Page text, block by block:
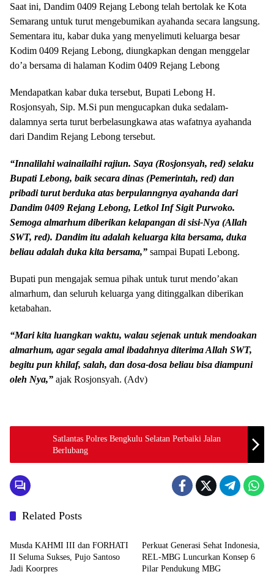
Saat ini, Dandim 0409 Rejang Lebong telah bertolak ke Kota
Semarang untuk turut mengebumikan ayahanda secara langsung.
Sementara itu, kabar duka yang menyelimuti keluarga besar
Kodim 0409 Rejang Lebong, diungkapkan dengan menggelar
do’a bersama di halaman Kodim 0409 Rejang Lebong
Mendapatkan kabar duka tersebut, Bupati Lebong H.
Rosjonsyah, Sip. M.Si pun mengucapkan duka sedalam-
dalamnya serta turut berbelasungkawa atas wafatnya ayahanda
dari Dandim Rejang Lebong tersebut.
“Innalilahi wainailaihi rajiun. Saya (Rosjonsyah, red) selaku
Bupati Lebong, baik secara dinas (Pemerintah, red) dan
pribadi turut berduka atas berpulanngnya ayahanda dari
Dandim 0409 Rejang Lebong, Letkol Inf Sigit Purwoko.
Semoga almarhum diberikan kelapangan di sisi-Nya (Allah
SWT, red). Dandim itu adalah keluarga kita bersama, duka
beliau adalah duka kita bersama,” sampai Bupati Lebong.
Bupati pun mengajak semua pihak untuk turut mendo’akan
almarhum, dan seluruh keluarga yang ditinggalkan diberikan
ketabahan.
“Mari kita luangkan waktu, walau sejenak untuk mendoakan
almarhum, agar segala amal ibadahnya diterima Allah SWT,
begitu pun khilaf, salah, dan dosa-dosa beliau bisa diampuni
oleh Nya,” ajak Rosjonsyah. (Adv)
Satlantas Polres Bengkulu Selatan Perbaiki Jalan
Berlubang
Related Posts
DAERAH
Musda KAHMI III dan FORHATI
II Seluma Sukses, Pujo Santoso
Jadi Koorpres
Perkuat Generasi Sehat Indonesia,
REL-MBG Luncurkan Konsep 6
Pilar Pendukung MBG
DAERAH DAERAH